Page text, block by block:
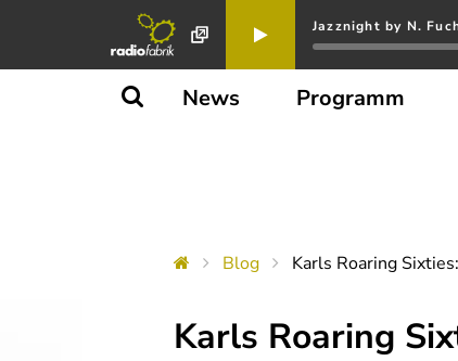
Jazznight by N.
News Programm
Blog Karls Roaring
Karls Roaring